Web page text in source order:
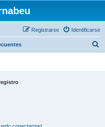
Identificarse
Registrarse